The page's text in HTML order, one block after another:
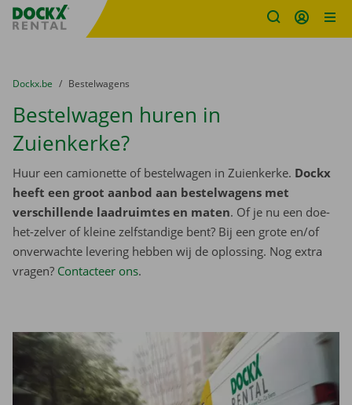
Fratello DEMO
U bevindt zich hier:
van
Dockx.be naar
Bestelwagens
Bestelwagen huren in
Zuienkerke?
Huur een camionette of bestelwagen in Zuienkerke. Dockx
heeft een groot aanbod aan bestelwagens met
verschillende laadruimtes en maten. Of je nu een doe-
het-zelver of kleine zelfstandige bent? Bij een grote en/of
onverwachte levering hebben wij de oplossing. Nog extra
vragen? Contacteer ons.